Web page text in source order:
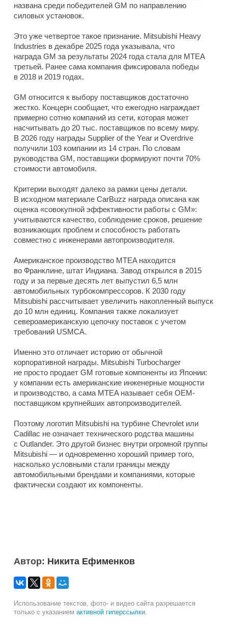
названа среди победителей GM по направлению
силовых установок.
Это уже четвертое такое признание. Mitsubishi Heavy
Industries в декабре 2025 года указывала, что
награда GM за результаты 2024 года стала для MTEA
третьей. Ранее сама компания фиксировала победы
в 2018 и 2019 годах.
GM относится к выбору поставщиков достаточно
жестко. Концерн сообщает, что ежегодно награждает
примерно сотню компаний из сети, которая может
насчитывать до 20 тыс. поставщиков по всему миру.
В 2026 году награды Supplier of the Year и Overdrive
получили 103 компании из 14 стран. По словам
руководства GM, поставщики формируют почти 70%
стоимости автомобиля.
Критерии выходят далеко за рамки цены детали.
В исходном материале CarBuzz награда описана как
оценка «совокупной эффективности работы с GM»:
учитываются качество, соблюдение сроков, решение
возникающих проблем и способность работать
совместно с инженерами автопроизводителя.
Американское производство MTEA находится
во Франклине, штат Индиана. Завод открылся в 2015
году и за первые десять лет выпустил 6,5 млн
автомобильных турбокомпрессоров. К 2030 году
Mitsubishi рассчитывает увеличить накопленный выпуск
до 10 млн единиц. Компания также локализует
североамериканскую цепочку поставок с учетом
требований USMCA.
Именно это отличает историю от обычной
корпоративной награды. Mitsubishi Turbocharger
не просто продает GM готовые компоненты из Японии:
у компании есть американские инженерные мощности
и производство, а сама MTEA называет себя OEM-
поставщиком крупнейших автопроизводителей.
Поэтому логотип Mitsubishi на турбине Chevrolet или
Cadillac не означает технического родства машины
с Outlander. Это другой бизнес внутри огромной группы
Mitsubishi — и одновременно хороший пример того,
насколько условными стали границы между
автомобильными брендами и компаниями, которые
фактически создают их компоненты.
Автор: Никита Ефименков
Использование текстов, фото- и видео сайта разрешается
только с указанием активной гиперссылки